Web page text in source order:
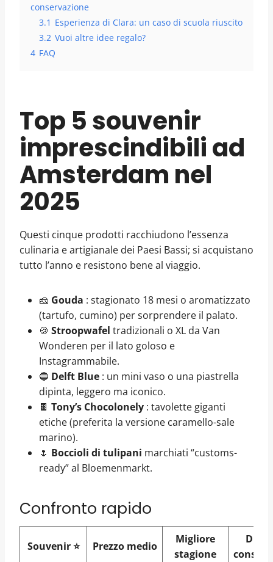
conservazione
3.1 Esperienza di Clara: un caso di scuola riuscito
3.2 Vuoi altre idee regalo?
4 FAQ
Top 5 souvenir
imprescindibili ad
Amsterdam nel
2025
Questi cinque prodotti racchiudono l’essenza
culinaria e artigianale dei Paesi Bassi; si acquistano
tutto l’anno e resistono bene al viaggio.
🧀 Gouda : stagionato 18 mesi o aromatizzato
(tartufo, cumino) per sorprendere il palato.
🍪 Stroopwafel tradizionali o XL da Van
Wonderen per il lato goloso e
Instagrammabile.
🔵 Delft Blue : un mini vaso o una piastrella
dipinta, leggero ma iconico.
🍫 Tony’s Chocolonely : tavolette giganti
etiche (preferita la versione caramello-sale
marino).
🌷 Boccioli di tulipani marchiati “customs-
ready” al Bloemenmarkt.
Confronto rapido
Souvenir ⭐ Prezzo medio
Migliore
stagione